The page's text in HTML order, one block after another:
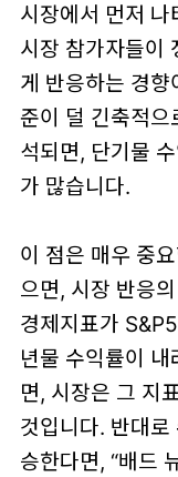
시장에서 먼저 나
시장 참가자들이
게 반응하는 경향
준이 덜 긴축적으
석되면, 단기물
가 많습니다.
이 점은 매우 중
으면, 시장 반응
경제지표가
년물 수익률이
면, 시장은 그 지
것입니다. 반대
승한다면, “배드